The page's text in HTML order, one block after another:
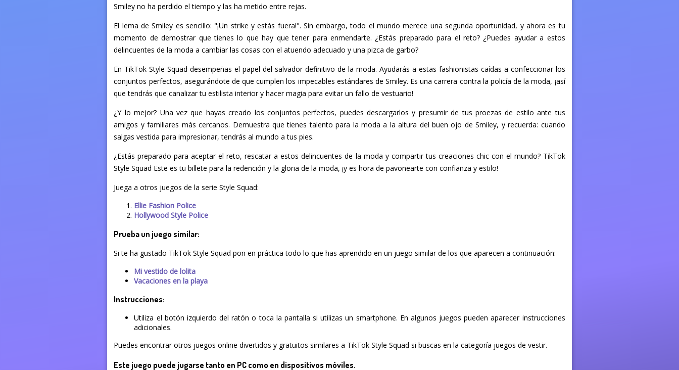
Smiley no ha perdido el tiempo y las ha metido entre rejas.
El lema de Smiley es sencillo: "¡Un strike y estás fuera!". Sin embargo, todo el mundo merece una segunda oportunidad, y ahora es tu
momento de demostrar que tienes lo que hay que tener para enmendarte. ¿Estás preparado para el reto? ¿Puedes ayudar a estos
delincuentes de la moda a cambiar las cosas con el atuendo adecuado y una pizca de garbo?
En TikTok Style Squad desempeñas el papel del salvador definitivo de la moda. Ayudarás a estas fashionistas caídas a confeccionar los
conjuntos perfectos, asegurándote de que cumplen los impecables estándares de Smiley. Es una carrera contra la policía de la moda, ¡así
que tendrás que canalizar tu estilista interior y hacer magia para evitar un fallo de vestuario!
¿Y lo mejor? Una vez que hayas creado los conjuntos perfectos, puedes descargarlos y presumir de tus proezas de estilo ante tus
amigos y familiares más cercanos. Demuestra que tienes talento para la moda a la altura del buen ojo de Smiley, y recuerda: cuando
salgas vestida para impresionar, tendrás al mundo a tus pies.
¿Estás preparado para aceptar el reto, rescatar a estos delincuentes de la moda y compartir tus creaciones chic con el mundo? TikTok
Style Squad Este es tu billete para la redención y la gloria de la moda, ¡y es hora de pavonearte con confianza y estilo!
Juega a otros juegos de la serie Style Squad:
Ellie Fashion Police
Hollywood Style Police
Prueba un juego similar:
Si te ha gustado TikTok Style Squad pon en práctica todo lo que has aprendido en un juego similar de los que aparecen a continuación:
Mi vestido de lolita
Vacaciones en la playa
Instrucciones:
Utiliza el botón izquierdo del ratón o toca la pantalla si utilizas un smartphone. En algunos juegos pueden aparecer instrucciones
adicionales.
Puedes encontrar otros juegos online divertidos y gratuitos similares a TikTok Style Squad si buscas en la categoría juegos de vestir.
Este juego puede jugarse tanto en PC como en dispositivos móviles.